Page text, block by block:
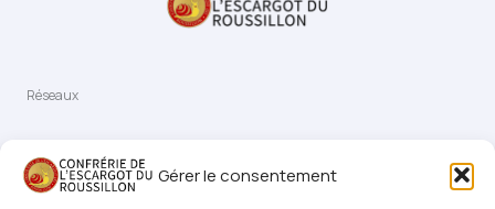
Gérer le consentement
Réseaux
Facebook Linkedin